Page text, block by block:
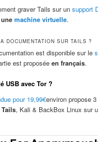
graver Tails sur unsupport
unemachine virtuelle.
DOCUMENTATION SUR TAILS ?
est disponible sur le
est proposéeen français.
USB avec Tor ?
pour 19,99€environ propose
Tails, Kali & BackBox Linux sur